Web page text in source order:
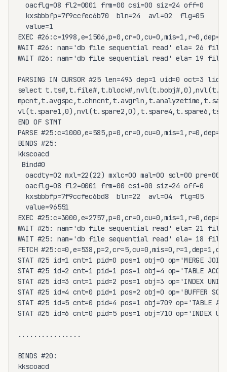
  oacflg=08 fl2=0001 frm=00 csi=00 siz=24 off=0
  kxsbbbfp=7f9ccfec6b70  bln=24  avl=02  flg=05
  value=1
EXEC
WAIT #26: nam='db file sequential read' ela= 26
WAIT #26: nam='db file sequential read' ela= 19
PARSING IN CURSOR #25 len=493 dep=1 uid=0 oct=3
select
END OF STMT
PARSE
BINDS #25:
kkscoacd
Bind#0
  oacdty=02 mxl=22(22) mxlc=00 mal=00 scl=00 pre=00
  oacflg=08 fl2=0001 frm=00 csi=00 siz=24 off=0
  kxsbbbfp=7f9ccfec6bd8  bln=22  avl=04  flg=05
  value=96551
EXEC
WAIT #25: nam='db file sequential read' ela= 21
WAIT #25: nam='db file sequential read' ela= 18
FETCH
STAT #25 id=1 cnt=1 pid=0 pos=1 obj=0 op='MERGE
STAT #25 id=2 cnt=1 pid=1 pos=1 obj=4 op='TABLE
STAT #25 id=3 cnt=1 pid=2 pos=1 obj=3 op='INDEX
STAT #25 id=4 cnt=0 pid=1 pos=2 obj=0 op='BUFFER
STAT #25 id=5 cnt=0 pid=4 pos=1 obj=709 op='TABLE
STAT #25 id=6 cnt=0 pid=5 pos=1 obj=710 op='INDEX
................
BINDS #20:
kkscoacd